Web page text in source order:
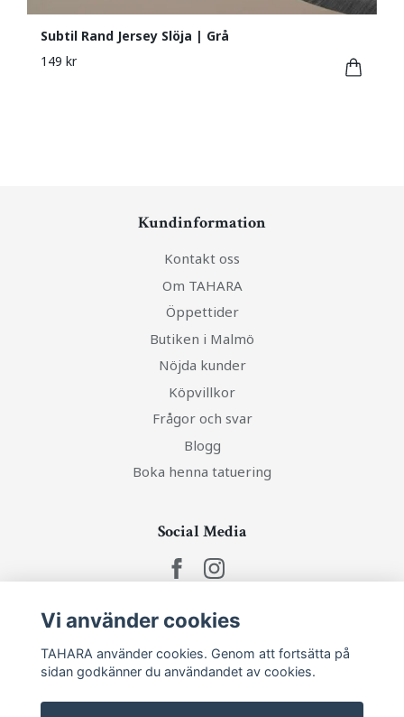
Subtil Rand Jersey Slöja | Grå
149 kr
Kundinformation
Kontakt oss
Om TAHARA
Öppettider
Butiken i Malmö
Nöjda kunder
Köpvillkor
Frågor och svar
Blogg
Boka henna tatuering
Social Media
Vi använder cookies
TAHARA använder cookies. Genom att fortsätta på
sidan godkänner du användandet av cookies.